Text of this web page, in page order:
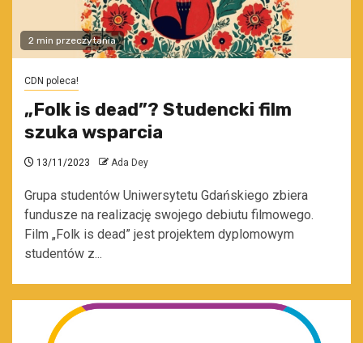
2 min przeczytania
CDN poleca!
„Folk is dead”? Studencki film
szuka wsparcia
13/11/2023 Ada Dey
Grupa studentów Uniwersytetu Gdańskiego zbiera
fundusze na realizację swojego debiutu filmowego.
Film „Folk is dead” jest projektem dyplomowym
studentów z...